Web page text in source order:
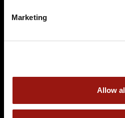
Marketing
Allow
Das Escape Dinner -